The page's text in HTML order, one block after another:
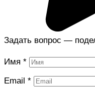
Задать вопрос —
Имя *
Email *